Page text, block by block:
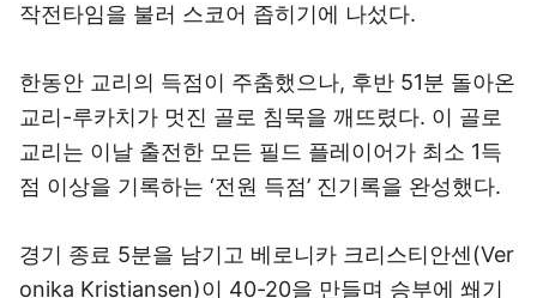
작전타임을 불러 스코어 좁히기에 나섰다.
한동안 교리의 득점이 주춤했으나, 후반 51분 돌아온
교리-루카치가 멋진 골로 침묵을 깨뜨렸다. 이 골로
교리는 이날 출전한 모든 필드 플레이어가 최소 1득
점 이상을 기록하는 ‘전원 득점’ 진기록을 완성했다.
경기 종료 5분을 남기고 베로니카 크리스티안센(Ver
onika Kristiansen)이 40-20을 만들며 승부에 쐐기